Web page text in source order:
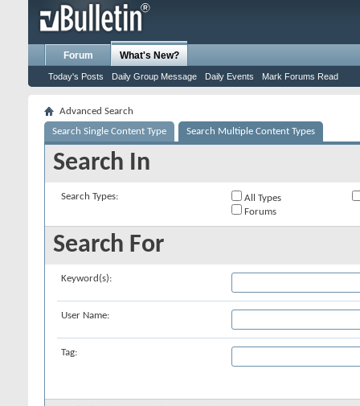
Forum What's New?
Today's Posts Daily Group Message Daily Events Mark Forums Read
Advanced Search
Search Single Content Type
Search Multiple Content Types
Search In
Search Types:
All Types
Forums
Search For
Keyword(s):
User Name:
Tag: